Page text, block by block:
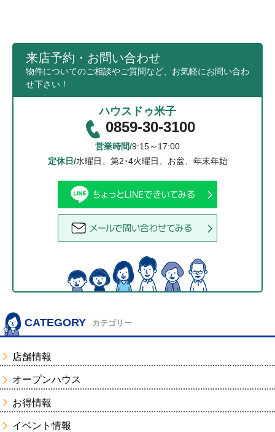
来店予約・お問い合わせ
物件についてのご相談やご質問など、お気軽にお問い合わ
せ下さい！
ハウスドゥ米子
0859-30-3100
営業時間/9:15～17:00
定休日/水曜日、第2･4火曜日、お盆、年末年始
CATEGORY カテゴリー
店舗情報
オープンハウス
お得情報
イベント情報